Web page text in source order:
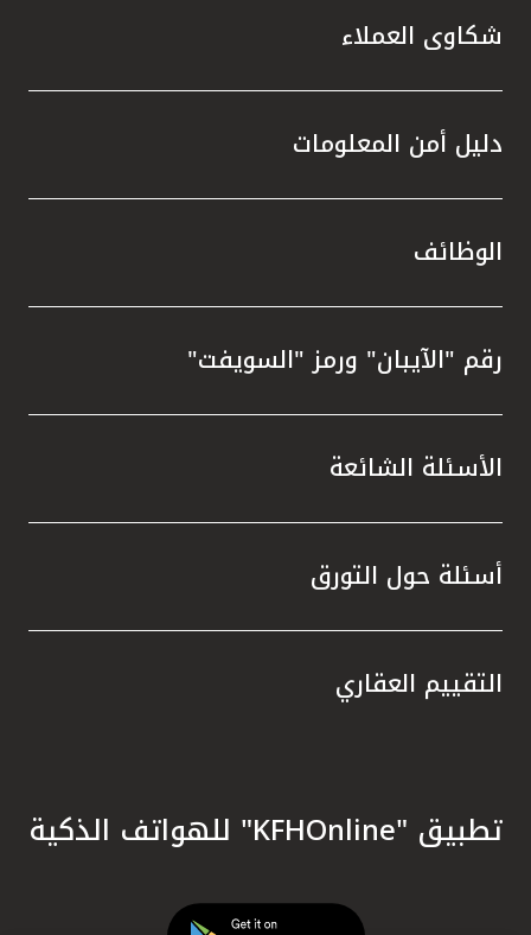
شكاوى العملاء
دليل أمن المعلومات
الوظائف
رقم "الآيبان" ورمز "السويفت"
الأسئلة الشائعة
أسئلة حول التورق
التقييم العقاري
تطبيق "KFHOnline" للهواتف الذكية